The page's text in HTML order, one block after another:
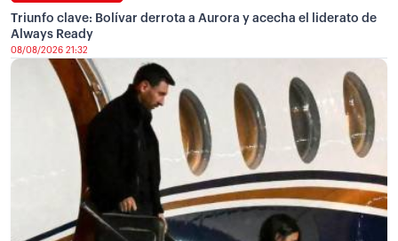
Triunfo clave: Bolívar derrota a Aurora y acecha el liderato de
Always Ready
08/08/2026 21:32